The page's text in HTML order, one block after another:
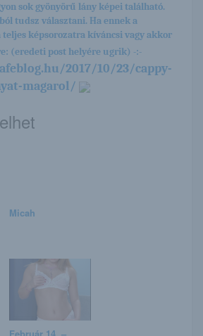
sok gyönyörű lány képei található.
tudsz választani. Ha ennek a
képsorozatra kíváncsi vagy akkor
(eredeti post helyére ugrik) -:-
2017/10/23/cappy-
magarol/
Micah